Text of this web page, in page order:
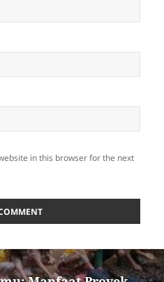
in this browser for the next